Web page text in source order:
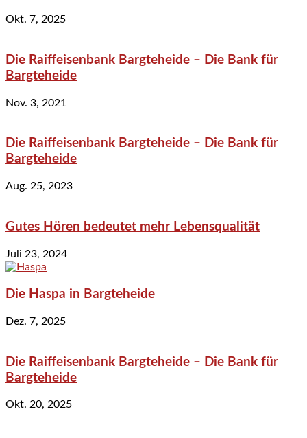
Okt. 7, 2025
Die Raiffeisenbank Bargteheide – Die Bank für
Bargteheide
Nov. 3, 2021
Die Raiffeisenbank Bargteheide – Die Bank für
Bargteheide
Aug. 25, 2023
Gutes Hören bedeutet mehr Lebensqualität
Juli 23, 2024
Die Haspa in Bargteheide
Dez. 7, 2025
Die Raiffeisenbank Bargteheide – Die Bank für
Bargteheide
Okt. 20, 2025